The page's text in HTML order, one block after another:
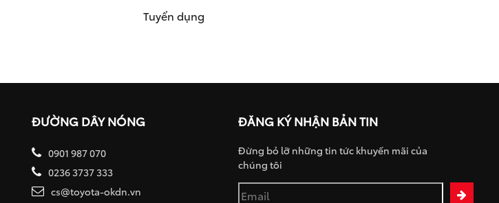
Tuyển dụng
ĐƯỜNG DÂY NÓNG
0901 987 070
0236 3737 333
cs@toyota-okdn.vn
ĐĂNG KÝ NHẬN BẢN TIN
Đừng bỏ lỡ những tin tức khuyến mãi của
chúng tôi